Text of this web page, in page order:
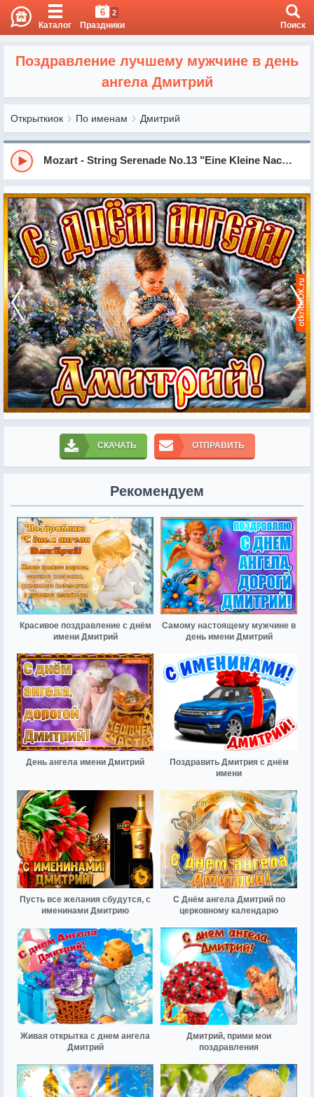
Каталог
6 2
Праздники Поиск
Поздравление лучшему мужчине в день
ангела Дмитрий
Открыткиок По именам Дмитрий
Mozart - String Serenade No.13 "Eine Kleine Nachtmusik" in G Major, KV525
СКАЧАТЬ ОТПРАВИТЬ
Рекомендуем
Красивое поздравление с днём
имени Дмитрий
Самому настоящему мужчине в
день имени Дмитрий
День ангела имени Дмитрий
Поздравить Дмитрия с днём
имени
Пусть все желания сбудутся, с
именинами Дмитрию
С Днём ангела Дмитрий по
церковному календарю
Живая открытка с днем ангела
Дмитрий
Дмитрий, прими мои
поздравления